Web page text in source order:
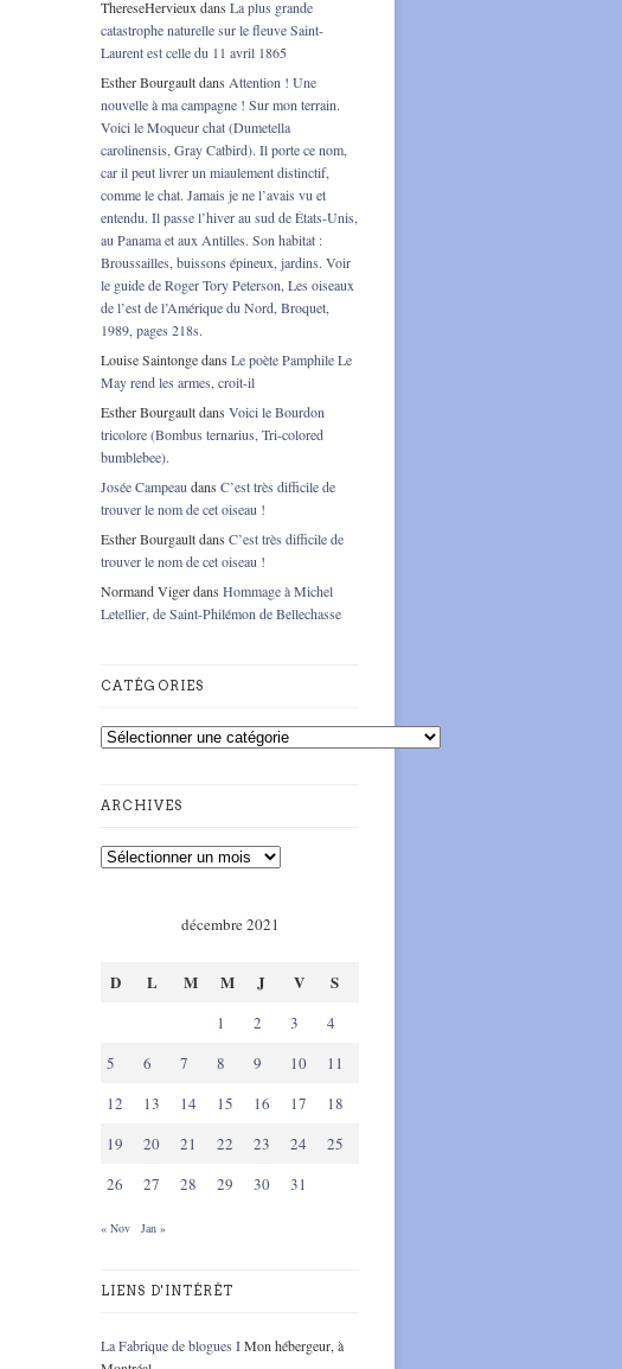
ThereseHervieux dans La plus grande
catastrophe naturelle sur le fleuve Saint-
Laurent est celle du 11 avril 1865
Esther Bourgaultdans Attention ! Une
nouvelle à ma campagne ! Sur mon terrain.
Voici le Moqueur chat (Dumetella
carolinensis, Gray Catbird). Il porte ce nom,
car il peut livrer un miaulement distinctif,
comme le chat. Jamais je ne l’avais vu et
entendu. Il passe l’hiver au sud de États-Unis,
au Panama et aux Antilles. Son habitat :
Broussailles, buissons épineux, jardins. Voir
le guide de Roger Tory Peterson, Les oiseaux
de l’est de l’Amérique du Nord, Broquet,
1989, pages 218s.
Louise Saintongedans Le poète Pamphile Le
May rend les armes, croit-il
Esther Bourgaultdans Voici le Bourdon
tricolore (Bombus ternarius, Tri-colored
bumblebee).
Josée Campeau dans C’est très difficile de
trouver le nom de cet oiseau !
Esther Bourgaultdans C’est très difficile de
trouver le nom de cet oiseau !
Normand Vigerdans Hommage à Michel
Letellier, de Saint-Philémon de Bellechasse
CATÉGORIES
ARCHIVES
décembre 2021
D L M M J V S
1 2 3
4
5
6 7 8 9 10
11
12
13 14 15 16 17
18
19
20 21 22 23 24
25
26
27 28 29 30 31
« Nov Jan »
LIENS D'INTÉRÊT
La Fabrique de blogues IMon hébergeur, à